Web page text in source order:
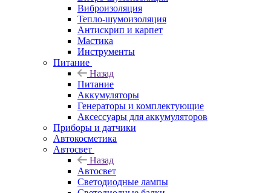
Виброизоляция
Тепло-шумоизоляция
Антискрип и карпет
Мастика
Инструменты
Питание
Назад
Питание
Аккумуляторы
Генераторы и комплектующие
Аксессуары для аккумуляторов
Приборы и датчики
Автокосметика
Автосвет
Назад
Автосвет
Светодиодные лампы